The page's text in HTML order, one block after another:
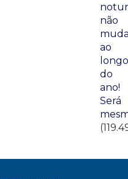
não
ao
longo
do
ano!
Será